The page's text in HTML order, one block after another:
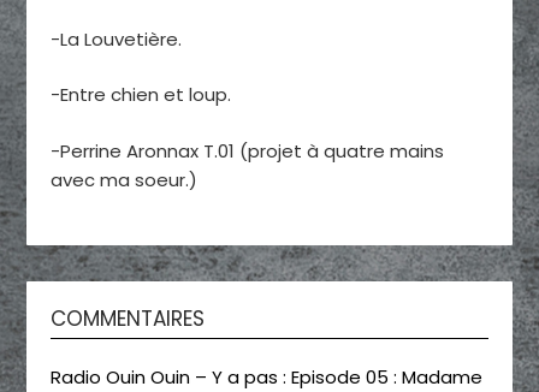
-La Louvetière.
-Entre chien et loup.
-Perrine Aronnax T.01 (projet à quatre mains
avec ma soeur.)
COMMENTAIRES
Radio Ouin Ouin – Y a pas : Episode 05 : Madame